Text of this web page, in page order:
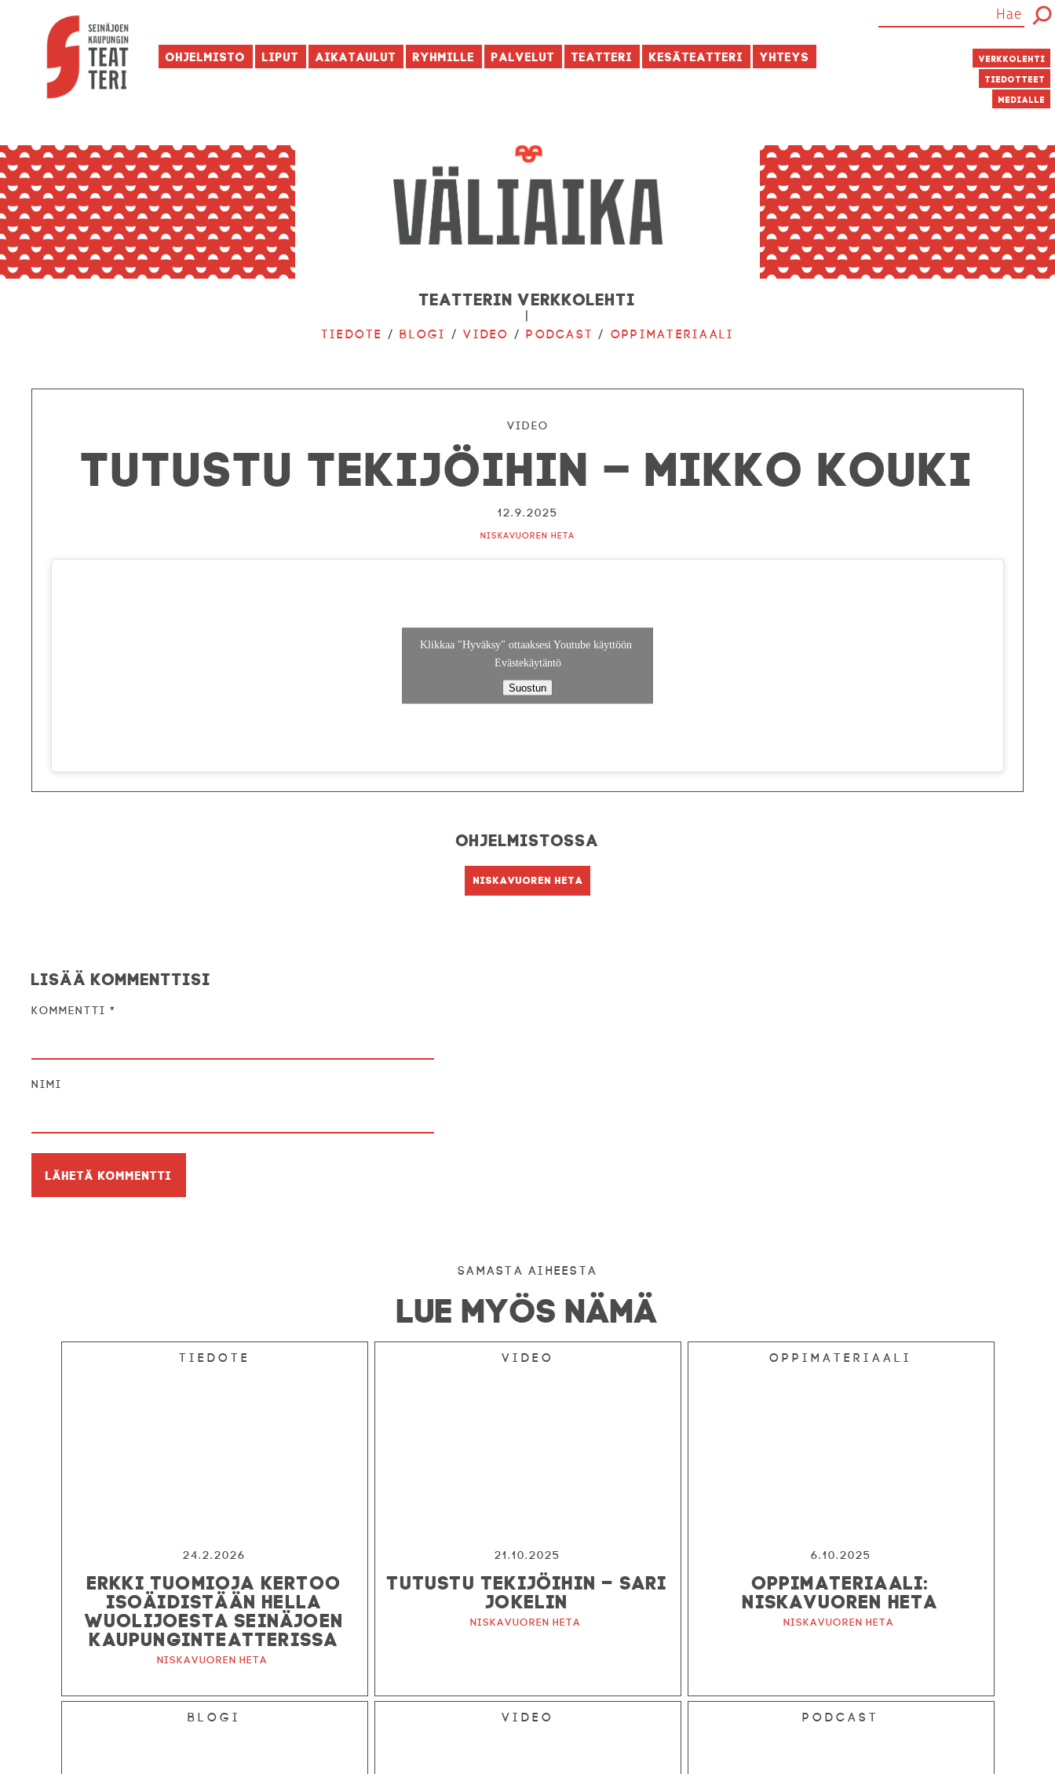
Ohjelmisto Liput Aikataulut Ryhmille Palvelut Teatteri Kesäteatteri Yhteys Verkkolehti
Tiedotteet
Medialle
Teatterin verkkolehti
|
Tiedote /Blogi /Video /Podcast / Oppimateriaali
Video
Tutustu tekijöihin – Mikko Kouki
12.9.2025
Niskavuoren Heta
Klikkaa "Hyväksy" ottaaksesi Youtube käyttöön
Evästekäytäntö
Suostun
Ohjelmistossa
Niskavuoren Heta
Lisää kommenttisi
Kommentti*
Nimi
Samasta aiheesta
LUE MYÖS NÄMÄ
Tiedote
24.2.2026
ERKKI TUOMIOJA KERTOO
ISOÄIDISTÄÄN HELLA
WUOLIJOESTA SEINÄJOEN
KAUPUNGINTEATTERISSA
Niskavuoren Heta
Video
21.10.2025
TUTUSTU TEKIJÖIHIN – SARI
JOKELIN
Niskavuoren Heta
Oppimateriaali
6.10.2025
OPPIMATERIAALI:
NISKAVUOREN HETA
Niskavuoren Heta
Blogi Video Podcast